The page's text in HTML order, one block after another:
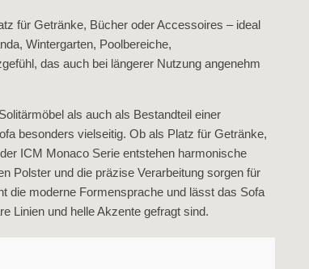
für Getränke, Bücher oder Accessoires – ideal
Wintergarten, Poolbereiche,
das auch bei längerer Nutzung angenehm
als auch als Bestandteil einer
besonders vielseitig. Ob als Platz für Getränke,
ICM Monaco Serie entstehen harmonische
Polster und die präzise Verarbeitung sorgen für
die moderne Formensprache und lässt das Sofa
Linien und helle Akzente gefragt sind.